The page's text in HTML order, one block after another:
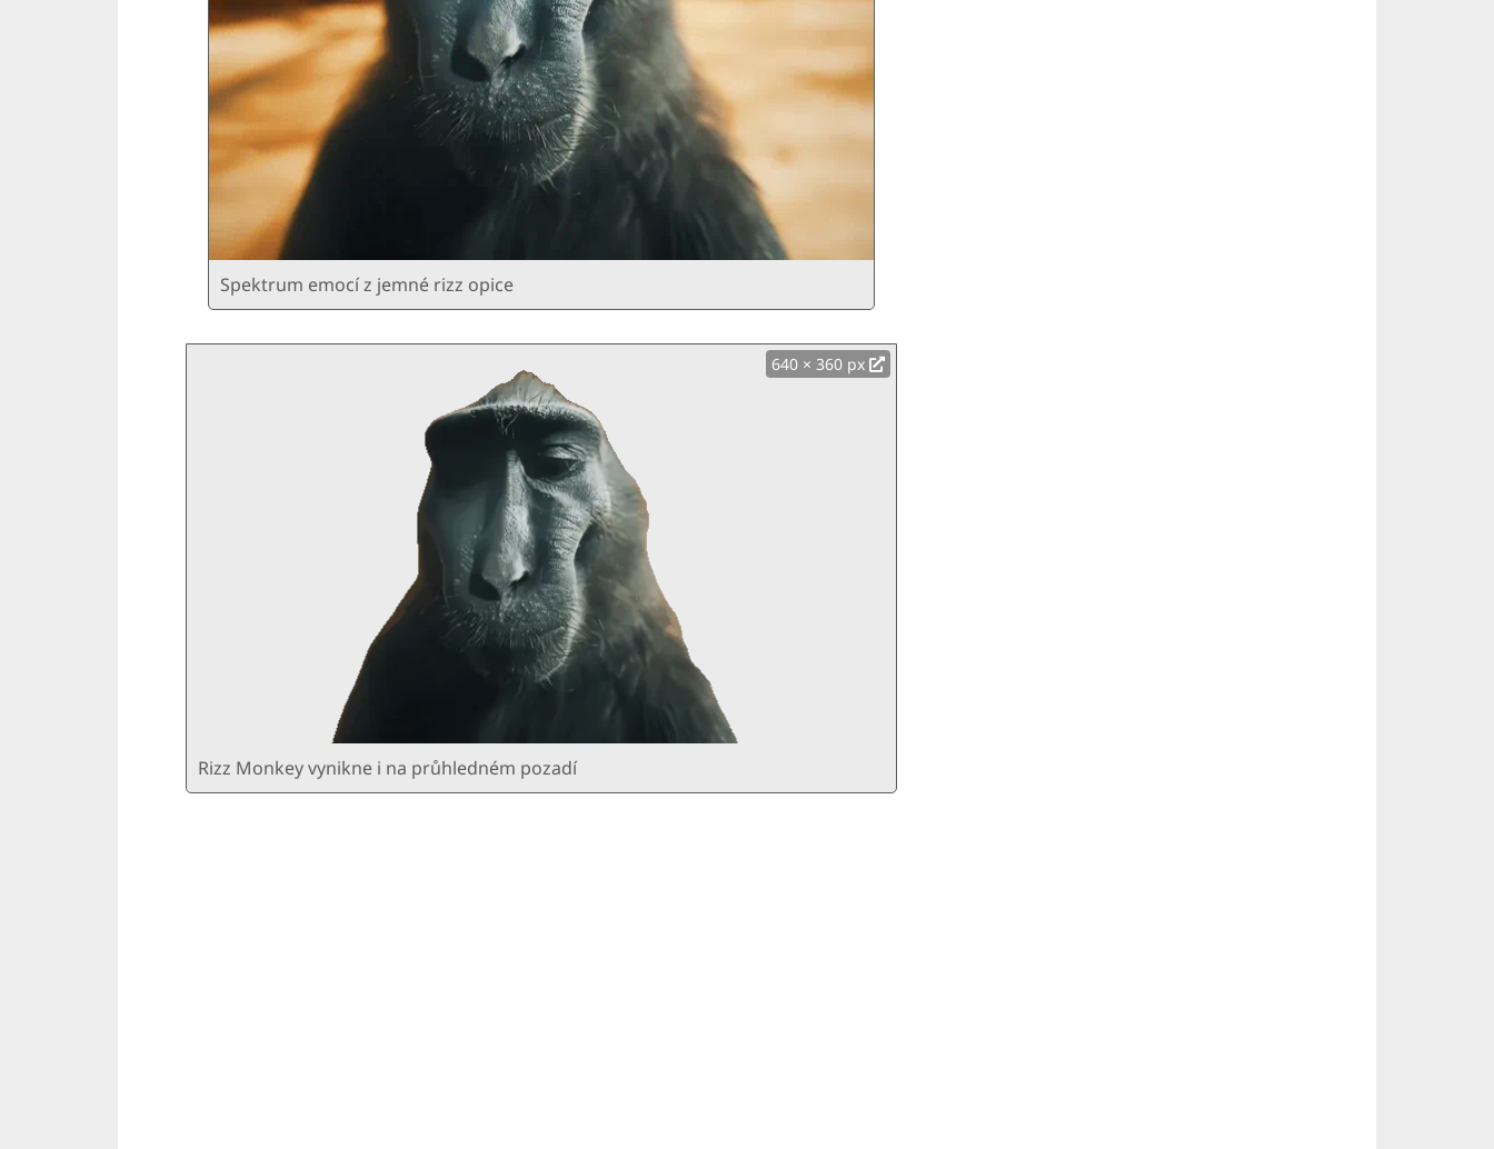
Spektrum emocí z jemné rizz opice
640 × 360 px
Rizz Monkey vynikne i na průhledném pozadí